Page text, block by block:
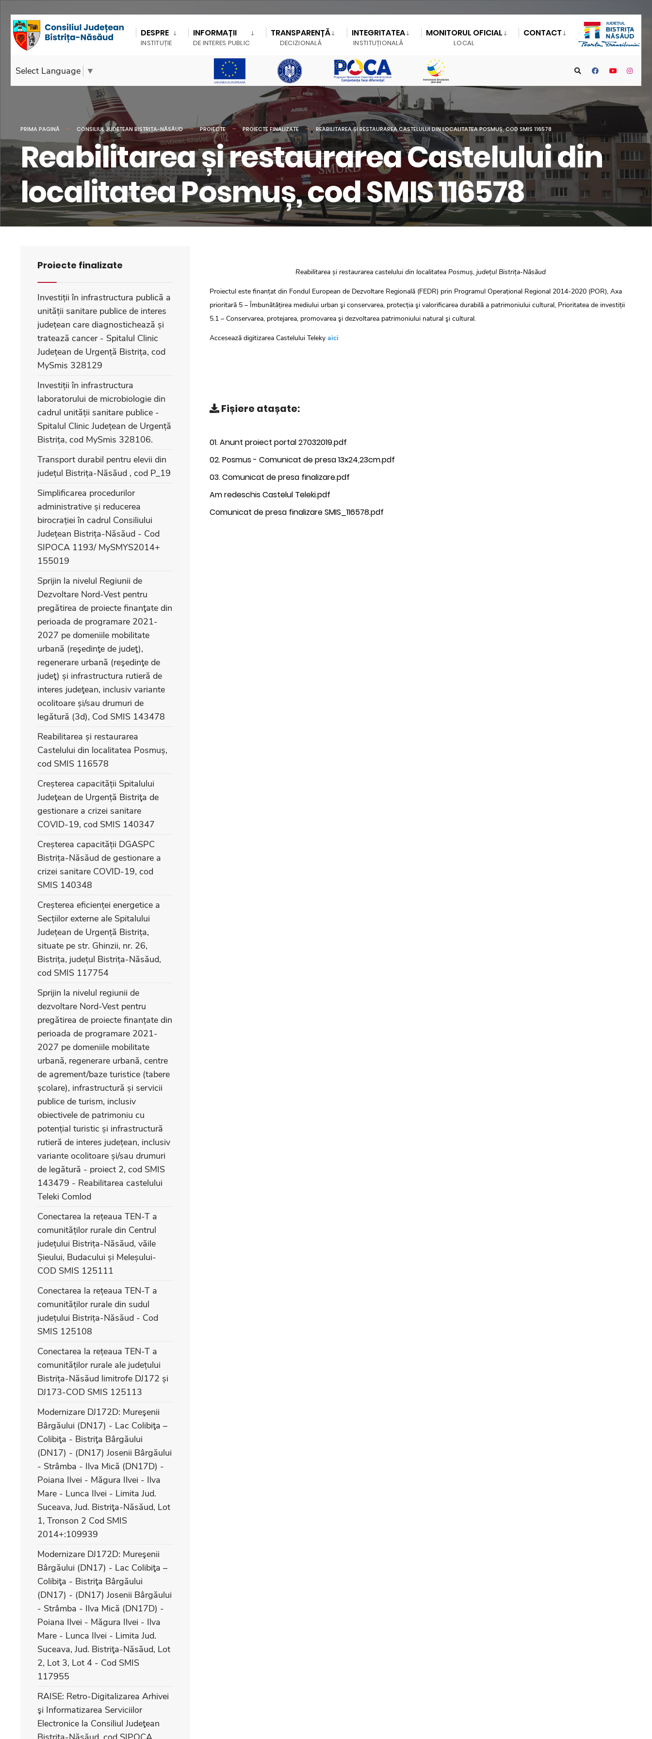
DESPRE
INSTITUȚIE
INFORMAȚII
DE INTERES PUBLIC
TRANSPARENȚĂ
DECIZIONALĂ
INTEGRITATEA
INSTITUȚIONALĂ
MONITORUL OFICIAL
LOCAL
CONTACT
Select Language ▼
PRIMA PAGINĂ CONSILIUL JUDEȚEAN BISTRIȚA-NĂSĂUD PROIECTE PROIECTE FINALIZATE REABILITAREA ȘI RESTAURAREA CASTELULUI DIN LOCALITATEA POSMUȘ, COD SMIS 116578
Reabilitarea și restaurarea Castelului din
localitatea Posmuș, cod SMIS 116578
Reabilitarea și restaurarea castelului din localitatea Posmuș, județul Bistrița-Năsăud
Proiectul este finanțat din Fondul European de Dezvoltare Regională (FEDR) prin Programul Operațional Regional 2014-2020 (POR), Axa
prioritară 5 – Îmbunătățirea mediului urban şi conservarea, protecția şi valorificarea durabilă a patrimoniului cultural, Prioritatea de investiții
5.1 – Conservarea, protejarea, promovarea şi dezvoltarea patrimoniului natural şi cultural.
Accesează digitizarea Castelului Teleky aici
Fișiere atașate:
01. Anunt proiect portal 27032019.pdf
02. Posmus - Comunicat de presa 13x24,23cm.pdf
03. Comunicat de presa finalizare.pdf
Am redeschis Castelul Teleki.pdf
Comunicat de presa finalizare SMIS_116578.pdf
Proiecte finalizate
Investiții în infrastructura publică a
unității sanitare publice de interes
județean care diagnostichează și
tratează cancer - Spitalul Clinic
Județean de Urgență Bistrița, cod
MySmis 328129
Investiții în infrastructura
laboratorului de microbiologie din
cadrul unității sanitare publice -
Spitalul Clinic Județean de Urgență
Bistrița, cod MySmis 328106.
Transport durabil pentru elevii din
județul Bistrița-Năsăud , cod P_19
Simplificarea procedurilor
administrative și reducerea
birocrației în cadrul Consiliului
Județean Bistrița-Năsăud - Cod
SIPOCA 1193/ MySMYS2014+
155019
Sprijin la nivelul Regiunii de
Dezvoltare Nord-Vest pentru
pregătirea de proiecte finanţate din
perioada de programare 2021-
2027 pe domeniile mobilitate
urbană (reşedinţe de judeţ),
regenerare urbană (reşedinţe de
judeţ) și infrastructura rutieră de
interes judeţean, inclusiv variante
ocolitoare și/sau drumuri de
legătură (3d), Cod SMIS 143478
Reabilitarea și restaurarea
Castelului din localitatea Posmuș,
cod SMIS 116578
Creșterea capacității Spitalului
Judeţean de Urgență Bistriţa de
gestionare a crizei sanitare
COVID-19, cod SMIS 140347
Creșterea capacității DGASPC
Bistrița-Năsăud de gestionare a
crizei sanitare COVID-19, cod
SMIS 140348
Creșterea eficienței energetice a
Secțiilor externe ale Spitalului
Județean de Urgență Bistrița,
situate pe str. Ghinzii, nr. 26,
Bistrița, județul Bistrița-Năsăud,
cod SMIS 117754
Sprijin la nivelul regiunii de
dezvoltare Nord-Vest pentru
pregătirea de proiecte finanțate din
perioada de programare 2021-
2027 pe domeniile mobilitate
urbană, regenerare urbană, centre
de agrement/baze turistice (tabere
școlare), infrastructură și servicii
publice de turism, inclusiv
obiectivele de patrimoniu cu
potențial turistic și infrastructură
rutieră de interes județean, inclusiv
variante ocolitoare și/sau drumuri
de legătură - proiect 2, cod SMIS
143479 - Reabilitarea castelului
Teleki Comlod
Conectarea la rețeaua TEN-T a
comunităților rurale din Centrul
județului Bistrița-Năsăud, văile
Șieului, Budacului și Meleșului-
COD SMIS 125111
Conectarea la rețeaua TEN-T a
comunităților rurale din sudul
județului Bistrița-Năsăud - Cod
SMIS 125108
Conectarea la rețeaua TEN-T a
comunităților rurale ale județului
Bistrița-Năsăud limitrofe DJ172 și
DJ173-COD SMIS 125113
Modernizare DJ172D: Mureşenii
Bârgăului (DN17) - Lac Colibiţa –
Colibiţa - Bistriţa Bârgăului
(DN17) - (DN17) Josenii Bârgăului
- Strâmba - Ilva Mică (DN17D) -
Poiana Ilvei - Măgura Ilvei - Ilva
Mare - Lunca Ilvei - Limita Jud.
Suceava, Jud. Bistriţa-Năsăud, Lot
1, Tronson 2 Cod SMIS
2014+:109939
Modernizare DJ172D: Mureşenii
Bârgăului (DN17) - Lac Colibiţa –
Colibiţa - Bistriţa Bârgăului
(DN17) - (DN17) Josenii Bârgăului
- Strâmba - Ilva Mică (DN17D) -
Poiana Ilvei - Măgura Ilvei - Ilva
Mare - Lunca Ilvei - Limita Jud.
Suceava, Jud. Bistriţa-Năsăud, Lot
2, Lot 3, Lot 4 - Cod SMIS
117955
RAISE: Retro-Digitalizarea Arhivei
şi Informatizarea Serviciilor
Electronice la Consiliul Judeţean